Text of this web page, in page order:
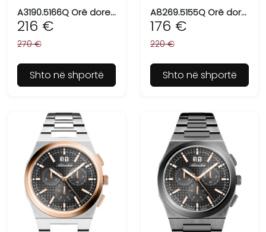
A3190.5166Q Orë dore për femra ADRIATICA, Swiss Made
216 €
270 €
Shto në shportë
A8269.5155Q Orë dore për meshkuj ADRIATICA, Swiss Made
176 €
220 €
Shto në shportë